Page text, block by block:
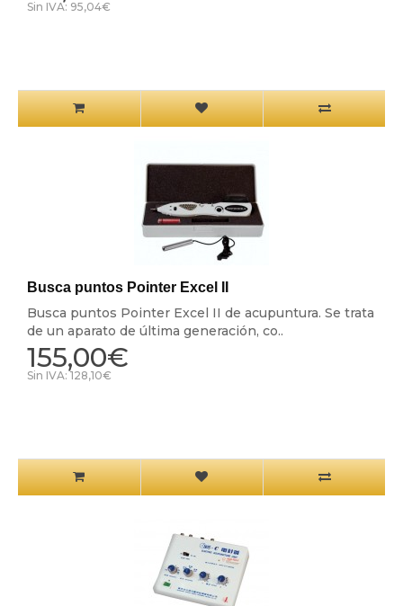
Sin IVA: 95,04€
Busca puntos Pointer Excel II
Busca puntos Pointer Excel II de acupuntura. Se trata
de un aparato de última generación, co..
155,00€
Sin IVA: 128,10€